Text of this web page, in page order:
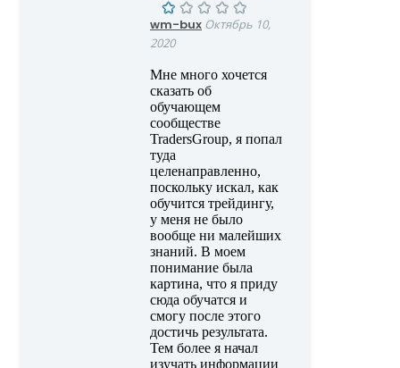
wm-bux Октябрь 10,
2020
Мне много хочется
сказать об
обучающем
сообществе
TradersGroup, я попал
туда
целенаправленно,
поскольку искал, как
обучится трейдингу,
у меня не было
вообще ни малейших
знаний. В моем
понимание была
картина, что я приду
сюда обучатся и
смогу после этого
достичь результата.
Тем более я начал
изучать информации